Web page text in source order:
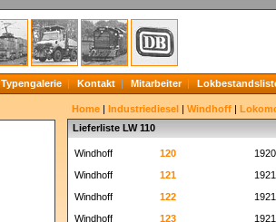
Typengalerie Kontakt Mitarbeiter
Home | Industriediesel | Windhoff |
Lieferliste LW 110
Windhoff 120
1920
Windhoff
121
1921
Windhoff
122
1921
Windhoff
123
1921